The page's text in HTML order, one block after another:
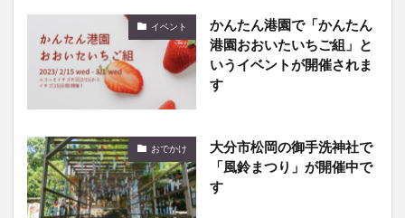
イベント
かんたん港園で「かんたん
港園おおいたいちご組」と
いうイベントが開催されま
す
おでかけ
大分市松岡の御手洗神社で
「風鈴まつり」が開催中で
す